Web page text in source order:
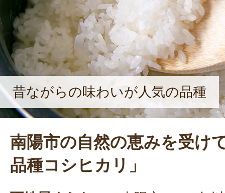
昔ながらの味わいが人気の品種
南陽市の自然の恵みを受け
品種コシヒカリ」